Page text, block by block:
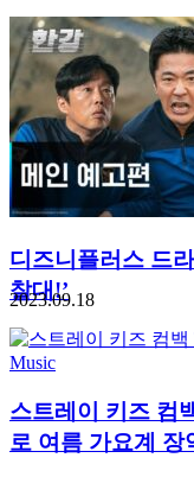
디즈니플러스 드
찰대!’
2023.09.18
Music
스트레이 키즈 컴
로 여름 가요계 장